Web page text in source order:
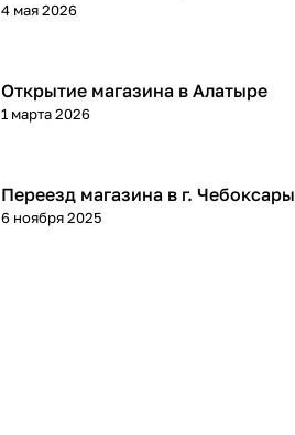
4 мая 2026
Открытие магазина в Алатыре
1 марта 2026
Переезд магазина в г. Чебоксары
6 ноября 2025